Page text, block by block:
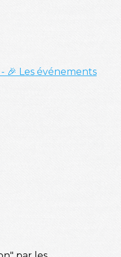
- 🎉 Les événements